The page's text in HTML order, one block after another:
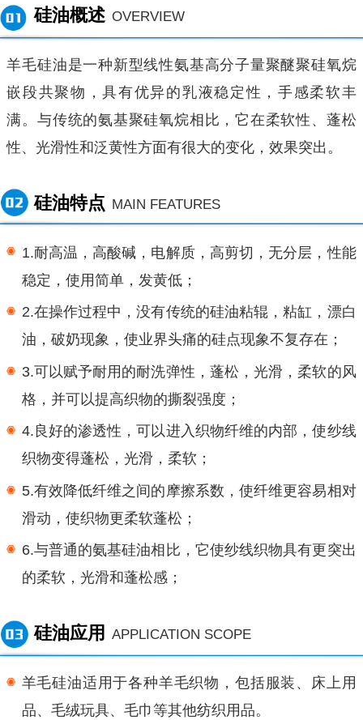
硅油概述 OVERVIEW
羊毛硅油是一种新型线性氨基高分子量聚醚聚硅氧烷
嵌段共聚物，具有优异的乳液稳定性，手感柔软丰
满。与传统的氨基聚硅氧烷相比，它在柔软性、蓬松
性、光滑性和泛黄性方面有很大的变化，效果突出。
硅油特点 MAIN FEATURES
1.耐高温，高酸碱，电解质，高剪切，无分层，性能
稳定，使用简单，发黄低；
2.在操作过程中，没有传统的硅油粘辊，粘缸，漂白
油，破奶现象，使业界头痛的硅点现象不复存在；
3.可以赋予耐用的耐洗弹性，蓬松，光滑，柔软的风
格，并可以提高织物的撕裂强度；
4.良好的渗透性，可以进入织物纤维的内部，使纱线
织物变得蓬松，光滑，柔软；
5.有效降低纤维之间的摩擦系数，使纤维更容易相对
滑动，使织物更柔软蓬松；
6.与普通的氨基硅油相比，它使纱线织物具有更突出
的柔软，光滑和蓬松感；
硅油应用 APPLICATION SCOPE
羊毛硅油适用于各种羊毛织物，包括服装、床上用
品、毛绒玩具、毛巾等其他纺织用品。